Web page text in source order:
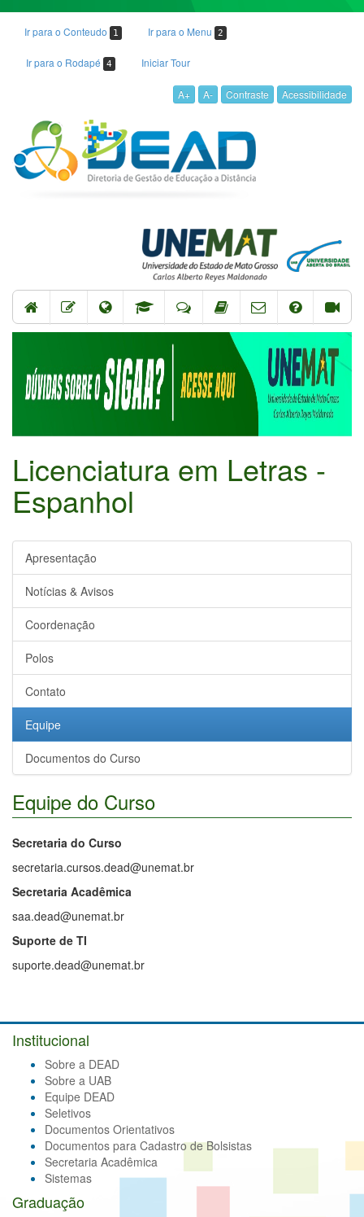
Ir para o Conteudo 1 Ir para o Menu 2
Ir para o Rodapé 4 Iniciar Tour
A+ A- Contraste Acessibilidade
Licenciatura em Letras -
Espanhol
Apresentação
Notícias & Avisos
Coordenação
Polos
Contato
Equipe
Documentos do Curso
Equipe do Curso
Secretaria do Curso
secretaria.cursos.dead@unemat.br
Secretaria Acadêmica
saa.dead@unemat.br
Suporte de TI
suporte.dead@unemat.br
Institucional
Sobre a DEAD
Sobre a UAB
Equipe DEAD
Seletivos
Documentos Orientativos
Documentos para Cadastro de Bolsistas
Secretaria Acadêmica
Sistemas
Graduação